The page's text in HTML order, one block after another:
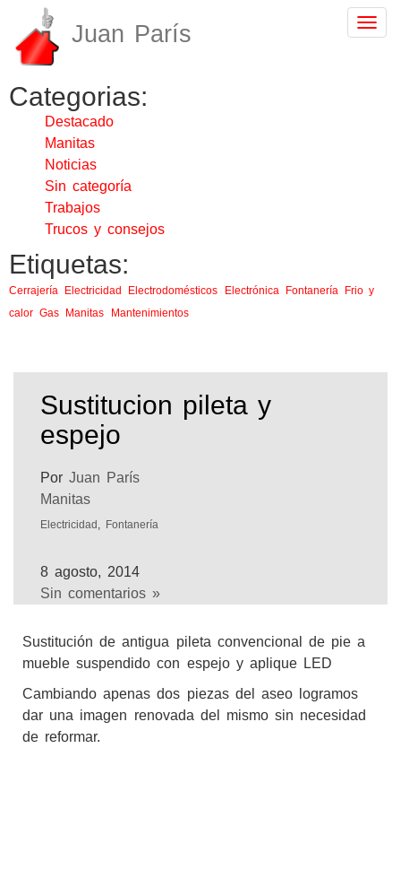
Juan París
Categorias:
Destacado
Manitas
Noticias
Sin categoría
Trabajos
Trucos y consejos
Etiquetas:
Cerrajería Electricidad Electrodomésticos Electrónica Fontanería
Frio y
calor Gas Manitas Mantenimientos
Sustitucion pileta y
espejo
PorJuan París
Manitas
Electricidad , Fontanería
8 agosto, 2014
Sin comentarios »
Sustitución de antigua pileta convencional de pie a
mueble suspendido con espejo y aplique LED
Cambiando apenas dos piezas del aseo logramos
dar una imagen renovada del mismo sin necesidad
de reformar.